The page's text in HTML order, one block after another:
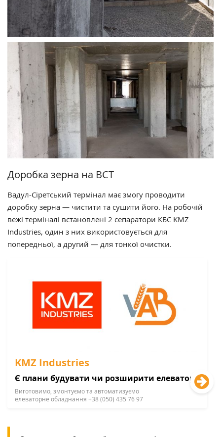
Доробка зерна на ВСТ
Вадул-Сіретський термінал має змогу проводити
доробку зерна — чистити та сушити його. На робочій
вежі терміналі встановлені 2 сепаратори КБС KMZ
Industries, один з них використовується для
попередньої, а другий — для тонкої очистки.
KMZ Industries
Є плани будувати чи розширити елеватор?
Виготовимо, змонтуємо та автоматизуємо
елеваторне обладнання +38 (050) 435 76 97